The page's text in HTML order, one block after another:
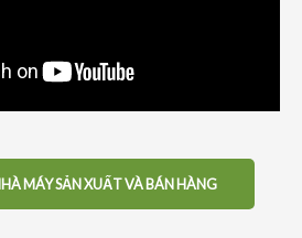
MÁY SẢN XUẤT VÀ BÁN HÀNG